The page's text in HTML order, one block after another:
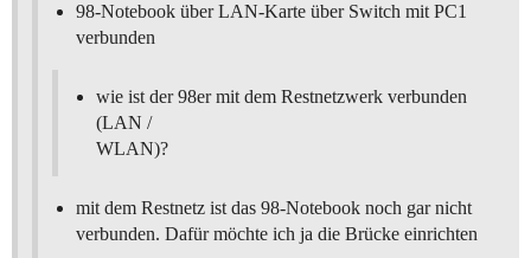
98-Notebook über LAN-Karte über Switch mit PC1
verbunden
wie ist der 98er mit dem Restnetzwerk verbunden
(LAN /
WLAN)?
mit dem Restnetz ist das 98-Notebook noch gar nicht
verbunden. Dafür möchte ich ja die Brücke einrichten